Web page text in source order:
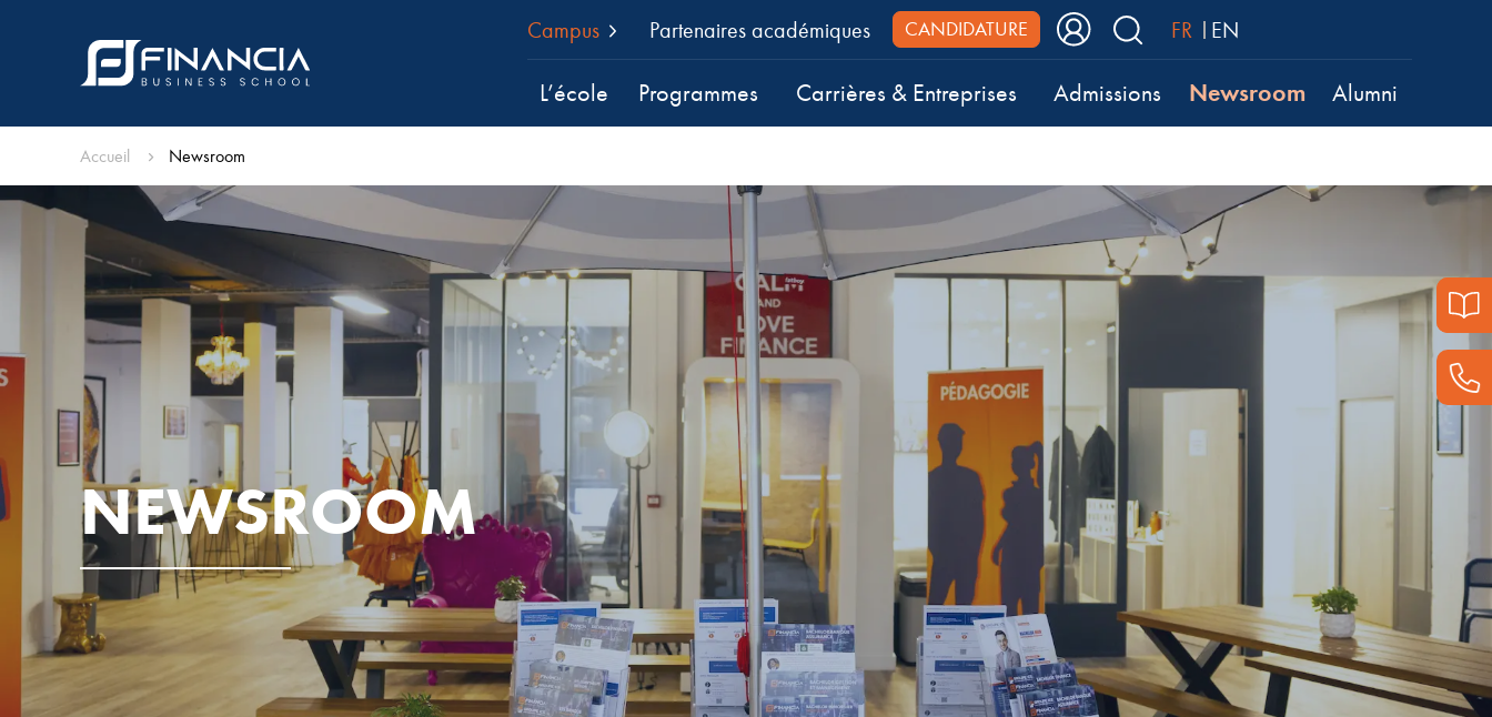
Campus Partenaires académiques CANDIDATURE FR EN
L’école Programmes Carrières & Entreprises Admissions Newsroom Alumni
Accueil Newsroom
NEWSROOM